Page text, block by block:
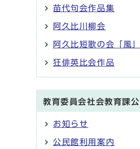
苗代句会作品集
阿久比川柳会
阿久比短歌の会「風
狂俳英比会作品
教育委員会社会教育課
お知らせ
公民館利用案内